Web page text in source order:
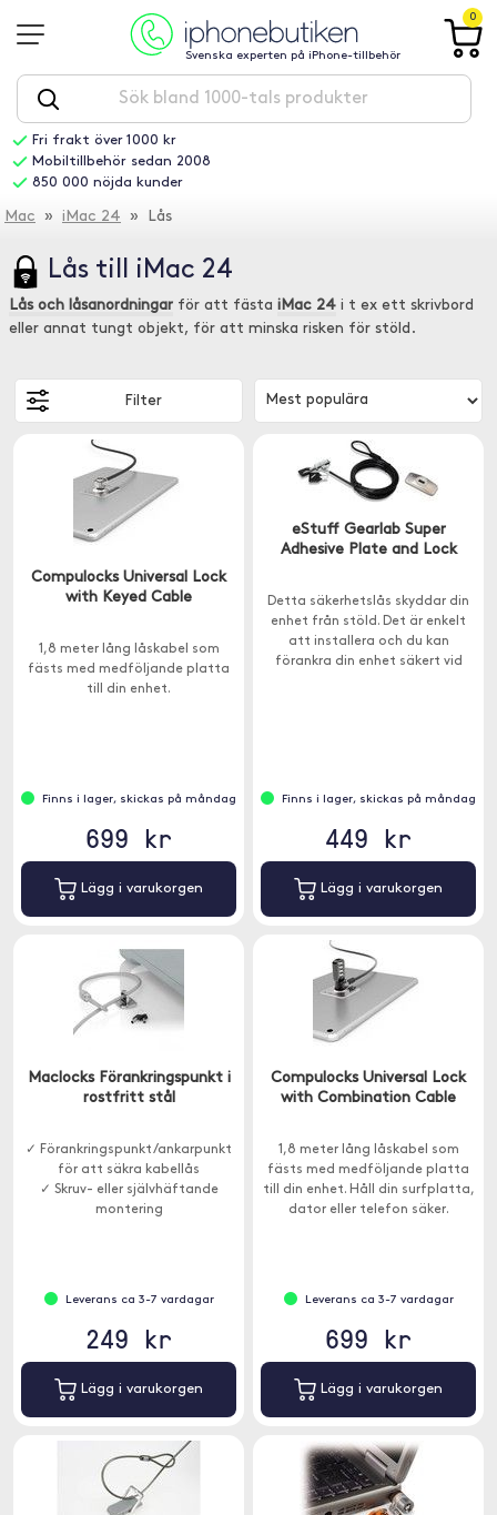
Svenska experten på iPhone-tillbehör
0
Fri frakt över 1000 kr
Mobiltillbehör sedan 2008
850 000 nöjda kunder
Mac » iMac 24 » Lås
Lås till iMac 24
Lås och låsanordningar för att fästa iMac 24 i t ex ett skrivbord
eller annat tungt objekt, för att minska risken för stöld.
Filter
Compulocks Universal Lock
with Keyed Cable
1,8 meter lång låskabel som
fästs med medföljande platta
till din enhet.
Finns i lager, skickas på måndag
699 kr
Lägg i varukorgen
eStuff Gearlab Super
Adhesive Plate and Lock
Detta säkerhetslås skyddar din
enhet från stöld. Det är enkelt
att installera och du kan
förankra din enhet säkert vid
Finns i lager, skickas på måndag
449 kr
Lägg i varukorgen
Maclocks Förankringspunkt i
rostfritt stål
✓ Förankringspunkt/ankarpunkt
för att säkra kabellås
✓ Skruv- eller självhäftande
montering
Leverans ca 3-7 vardagar
249 kr
Lägg i varukorgen
Compulocks Universal Lock
with Combination Cable
1,8 meter lång låskabel som
fästs med medföljande platta
till din enhet. Håll din surfplatta,
dator eller telefon säker.
Leverans ca 3-7 vardagar
699 kr
Lägg i varukorgen